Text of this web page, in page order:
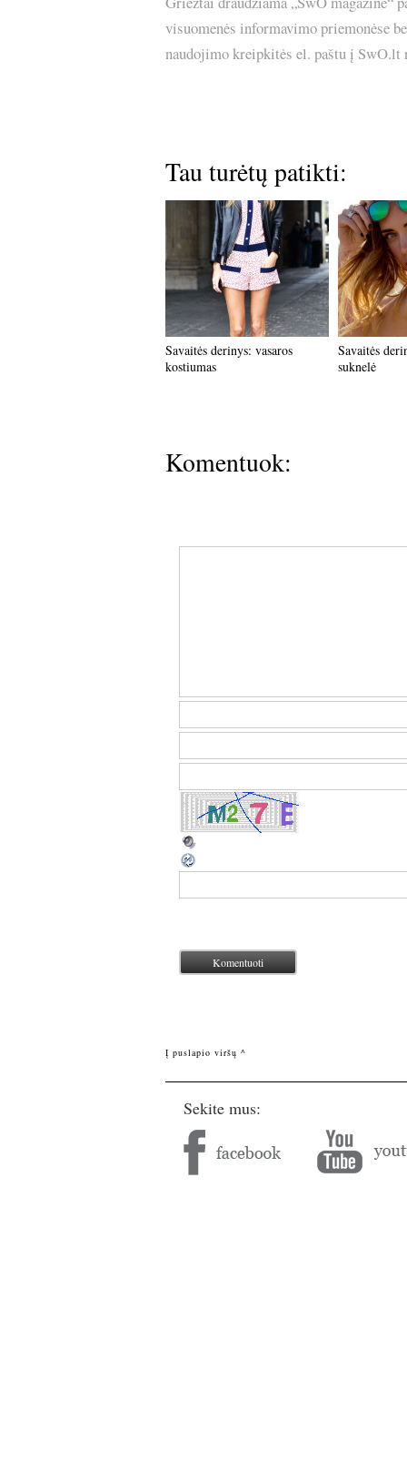
visuomenės informavimo priemonėse
naudojimo kreipkitės el. paštu į
Tau turėtų patikti:
Savaitės derinys: vasaros
kostiumas
Savaitės
suknelė
Komentuok:
Į puslapio viršų ^
Sekite mus: